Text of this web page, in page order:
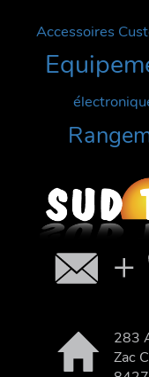
Accessoires
283
Zac